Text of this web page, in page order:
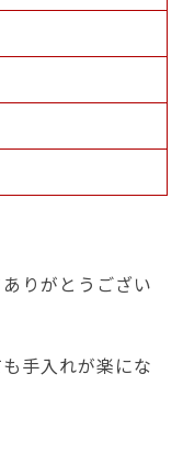
りがとうござい
手入れが楽にな